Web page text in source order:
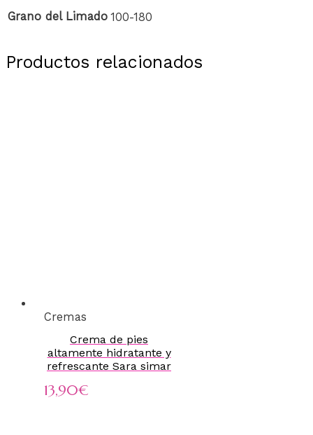
Grano del Limado 100-180
Productos relacionados
Cremas
Crema de pies
altamente hidratante y
refrescante Sara simar
13,90€